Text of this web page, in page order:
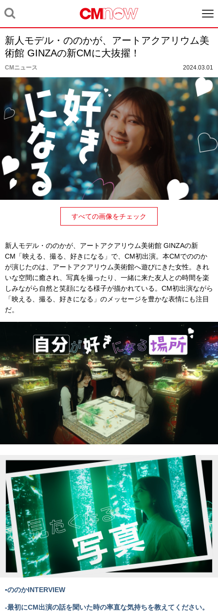
新⼈モデル・ののかが、アートアクアリウム美
術館 GINZAの新CMに⼤抜擢！
CMニュース 2024.03.01
すべての画像をチェック
新⼈モデル・ののかが、アートアクアリウム美術館 GINZAの新
CM「映える、撮る、好きになる」で、CM初出演。本CMでののか
が演じたのは、アートアクアリウム美術館へ遊びにきた⼥性。きれ
いな空間に癒され、写真を撮ったり、⼀緒に来た友⼈との時間を楽
しみながら⾃然と笑顔になる様⼦が描かれている。CM初出演ながら
「映える、撮る、好きになる」のメッセージを豊かな表情にも注目
だ。
▪️ののかINTERVIEW
-最初にCM出演の話を聞いた時の率直な気持ちを教えてください。